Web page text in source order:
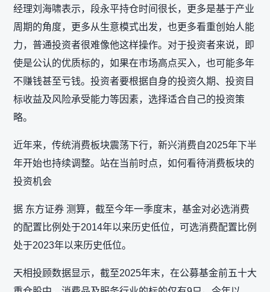
经理刘海啸表示，段永平持仓时间很长，更多是基于产业
周期的角度，更多从生意模式出发，也更多看重创始人能
力，普通投资者很难像他这样操作。对于投资者来说，即
使是公认的优质标的，如果在市场高点买入，也可能多年
不赚钱甚至亏钱。投资者要根据自身的投资久期、投资目
标收益及风险承受能力等因素，选择适合自己的投资策
略。
近年来，传统消费板块震荡下行，新兴消费自2025年下半
年开始也持续调整。站在当前时点，如何看待消费板块的
投资机会
据 东方证券 测算，截至今年一季度末，基金对必选消费
的配置比例处于2014年以来历史低位，可选消费配置比例
处于2023年以来历史低位。
天相投顾数据显示，截至2025年末，在公募基金前五十大